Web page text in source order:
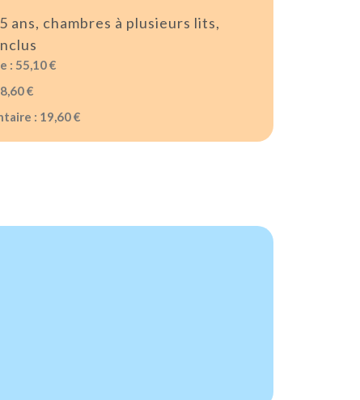
ans, chambres à plusieurs lits,
: 55,10 €
€
: 19,60 €